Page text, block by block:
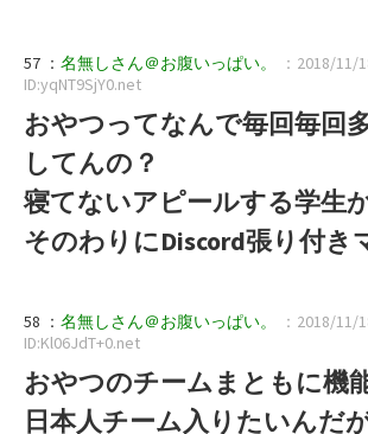
57 ： 名無しさん＠お腹いっぱい。
：2018/11/
ID:yqNT9SjY0.net
おやつってなんで毎回毎回
してんの？
寝てないアピールする学生
そのわりにDiscord張り付き
58 ： 名無しさん＠お腹いっぱい。
：2018/11/
ID:Kl06JdT+0.net
おやつのチームまともに機
日本人チーム入りたいんだ